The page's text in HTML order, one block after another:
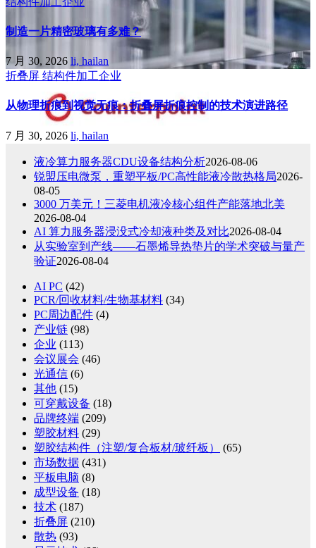
制造一片精密玻璃有多难？
7 月 30, 2026 li, hailan
折叠屏 结构件加工企业
从物理折痕到视觉无痕：折叠屏折痕控制的技术演进路径
7 月 30, 2026 li, hailan
液冷算力服务器CDU设备结构分析2026-08-06
锐盟压电微泵，重塑平板/PC高性能液冷散热格局2026-
08-05
3000 万美元！三菱电机液冷核心组件产能落地北美
2026-08-04
AI 算力服务器浸没式冷却液种类及对比2026-08-04
从实验室到产线——石墨烯导热垫片的学术突破与量产
验证2026-08-04
AI PC (42)
PCR/回收材料/生物基材料 (34)
PC周边配件 (4)
产业链 (98)
企业 (113)
会议展会 (46)
光通信 (6)
其他 (15)
可穿戴设备 (18)
品牌终端 (209)
塑胶材料 (29)
塑胶结构件（注塑/复合板材/玻纤板）
(65)
市场数据 (431)
平板电脑 (8)
成型设备 (18)
技术 (187)
折叠屏 (210)
散热 (93)